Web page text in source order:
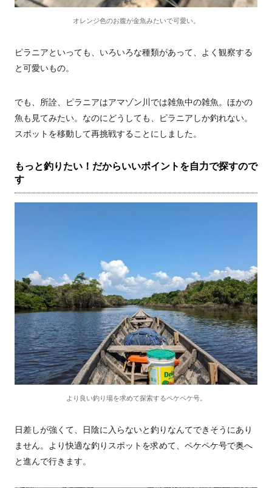
オレンジ色のお腹が金魚みたいで可愛い。
ピラニアといっても、いろいろな種類があって、よく観察する
と可愛いもの。
でも、所詮、ピラニアはアマゾン川では雑魚中の雑魚。ほかの
魚も見てみたい。なのにどうしても、ピラニアしか釣れない。
スポットを移動して再挑戦することにしました。
もっと釣りたい！だからいいポイントを自力で探すので
す
より良い釣り場を求めて探索するペケペケ号。
日差しが強くて、日陰に入らないと釣りなんてできそうにあり
ません。より快適な釣りスポットを求めて、ペケペケ号で奥へ
と進んで行きます。